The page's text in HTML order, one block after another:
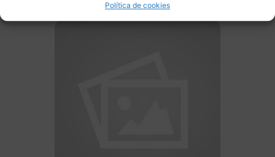
Política de cookies